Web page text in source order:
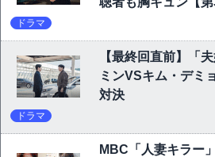
ドラマ
【最終回直前】「
ミンVSキム・デミ
対決
ドラマ
MBC「人妻キラー